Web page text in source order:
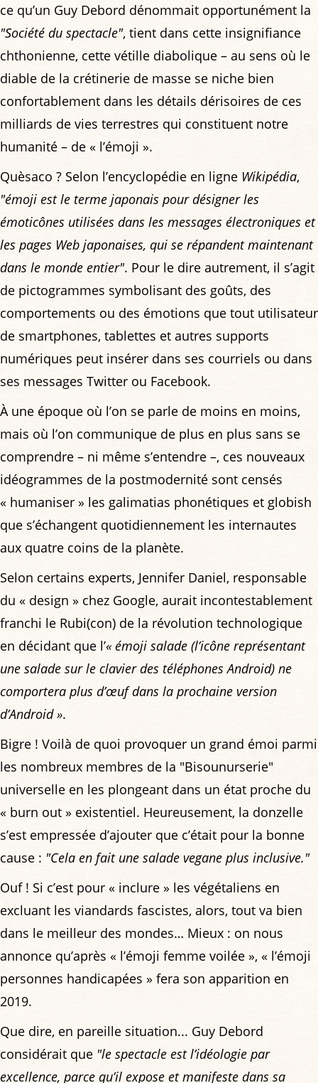
ce qu’un Guy Debord dénommait opportunément la
"Société du spectacle", tient dans cette insignifiance
chthonienne, cette vétille diabolique – au sens où le
diable de la crétinerie de masse se niche bien
confortablement dans les détails dérisoires de ces
milliards de vies terrestres qui constituent notre
humanité – de « l’émoji ».
Quèsaco ? Selon l’encyclopédie en ligne Wikipédia,
"émoji est le terme japonais pour désigner les
émoticônes utilisées dans les messages électroniques et
les pages Web japonaises, qui se répandent maintenant
dans le monde entier". Pour le dire autrement, il s’agit
de pictogrammes symbolisant des goûts, des
comportements ou des émotions que tout utilisateur
de smartphones, tablettes et autres supports
numériques peut insérer dans ses courriels ou dans
ses messages Twitter ou Facebook.
À une époque où l’on se parle de moins en moins,
mais où l’on communique de plus en plus sans se
comprendre – ni même s’entendre –, ces nouveaux
idéogrammes de la postmodernité sont censés
« humaniser » les galimatias phonétiques et globish
que s’échangent quotidiennement les internautes
aux quatre coins de la planète.
Selon certains experts, Jennifer Daniel, responsable
du « design » chez Google, aurait incontestablement
franchi le Rubi(con) de la révolution technologique
en décidant que l’« émoji salade (l’icône représentant
une salade sur le clavier des téléphones Android) ne
comportera plus d’œuf dans la prochaine version
d’Android ».
Bigre ! Voilà de quoi provoquer un grand émoi parmi
les nombreux membres de la "Bisounurserie"
universelle en les plongeant dans un état proche du
« burn out » existentiel. Heureusement, la donzelle
s’est empressée d’ajouter que c’était pour la bonne
cause : "Cela en fait une salade vegane plus inclusive."
Ouf ! Si c’est pour « inclure » les végétaliens en
excluant les viandards fascistes, alors, tout va bien
dans le meilleur des mondes… Mieux : on nous
annonce qu’après « l’émoji femme voilée », « l’émoji
personnes handicapées » fera son apparition en
2019.
Que dire, en pareille situation... Guy Debord
considérait que "le spectacle est l’idéologie par
excellence, parce qu’il expose et manifeste dans sa